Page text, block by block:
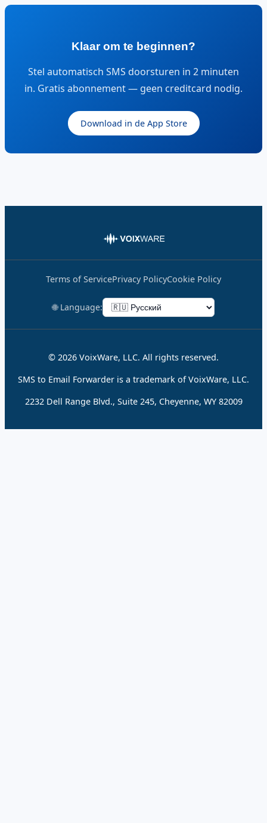
Klaar om te beginnen?
Stel automatisch SMS doorsturen in 2 minuten
in. Gratis abonnement — geen creditcard nodig.
Download in de App Store
Terms of ServicePrivacy PolicyCookie Policy
🌐 Language:
© 2026 VoixWare, LLC. All rights reserved.
SMS to Email Forwarder is a trademark of VoixWare, LLC.
2232 Dell Range Blvd., Suite 245, Cheyenne, WY 82009